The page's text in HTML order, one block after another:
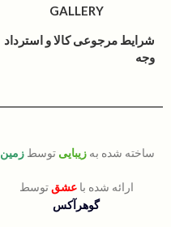
GALLERY
شرایط مرجوعی کالا و استرداد
وجه
ساخته شده به زیبایی توسط زمین
ارائه شده باعشق توسط
گوهرآکس